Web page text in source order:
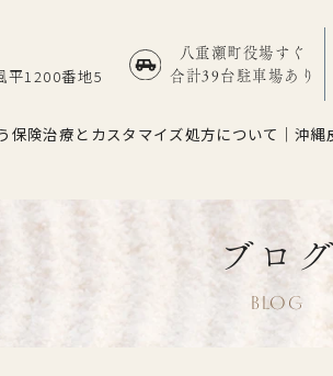
平1200番地5
八重瀬町役場すぐ
合計39台駐車場あり
保険治療とカスタマイズ処方について｜沖
ブロ
BLOG